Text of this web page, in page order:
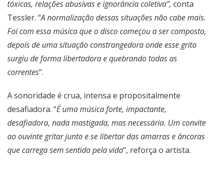
tóxicas, relações abusivas e ignorância coletiva”, conta
Tessler. “A normalização dessas situações não cabe mais.
Foi com essa música que o disco começou a ser composto,
depois de uma situação constrangedora onde esse grito
surgiu de forma libertadora e quebrando todas as
correntes”.
A sonoridade é crua, intensa e propositalmente
desafiadora. “É uma música forte, impactante,
desafiadora, nada mastigada, mas necessária. Um convite
ao ouvinte gritar junto e se libertar das amarras e âncoras
que carrega sem sentido pela vida”, reforça o artista.